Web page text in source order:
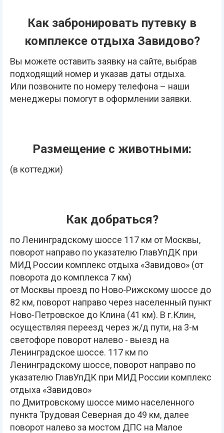
Как забронировать путевку в
комплексе отдыха Завидово?
Вы можете оставить заявку на сайте, выбрав
подходящий номер и указав даты отдыха.
Или позвоните по номеру телефона – наши
менеджеры помогут в оформлении заявки.
Размещение с животными:
(в коттеджи)
Как добраться?
по Ленинградскому шоссе 117 км от Москвы,
поворот направо по указателю ГлавУпДК при
МИД России комплекс отдыха «Завидово» (от
поворота до комплекса 7 км)
от Москвы проезд по Ново-Рижскому шоссе до
82 км, поворот направо через населенный пункт
Ново-Петровское до Клина (41 км). В г.Клин,
осуществляя переезд через ж/д пути, на 3-м
светофоре поворот налево - выезд на
Ленинградское шоссе. 117 км по
Ленинградскому шоссе, поворот направо по
указателю ГлавУпДК при МИД России комплекс
отдыха «Завидово»
по Дмитровскому шоссе мимо населенного
пункта Трудовая Северная до 49 км, далее
поворот налево за мостом ДПС на Малое